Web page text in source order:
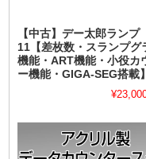
【中古】デー太郎ランプ
11【差枚数・スランプグ
機能・ART機能・小役カ
ー機能・GIGA-SEG搭載】